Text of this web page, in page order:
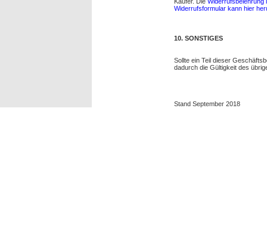
Widerrufsformular kann hier
10. SONSTIGES
Sollte ein Teil dieser
dadurch die Gültigkeit des
Stand September 2018